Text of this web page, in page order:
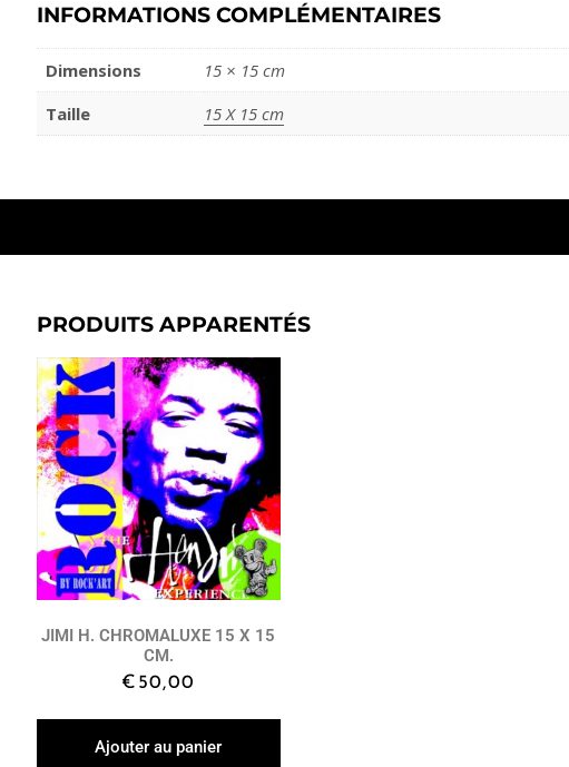
INFORMATIONS COMPLÉMENTAIRES
Dimensions
15 × 15 cm
Taille
15 X 15 cm
PRODUITS APPARENTÉS
JIMI H. CHROMALUXE 15 X 15
CM.
€ 50,00
Ajouter au panier